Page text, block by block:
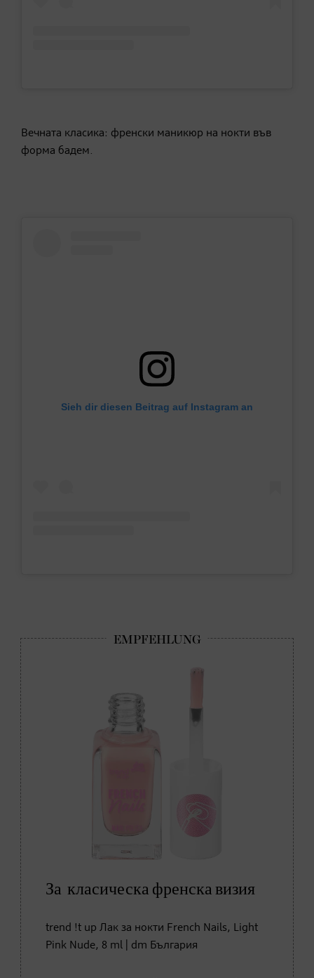
Вечната класика: френски маникюр на нокти във
форма бадем.
Sieh dir diesen Beitrag auf Instagram an
За класическа френска визия
trend !t up Лак за нокти French Nails, Light
Pink Nude, 8 ml | dm България